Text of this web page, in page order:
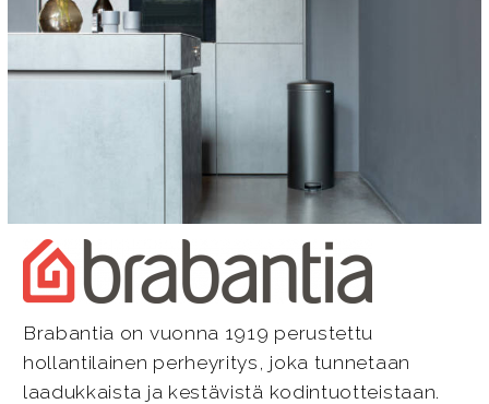
Brabantia on vuonna 1919 perustettu
hollantilainen perheyritys, joka tunnetaan
laadukkaista ja kestävistä kodintuotteistaan.